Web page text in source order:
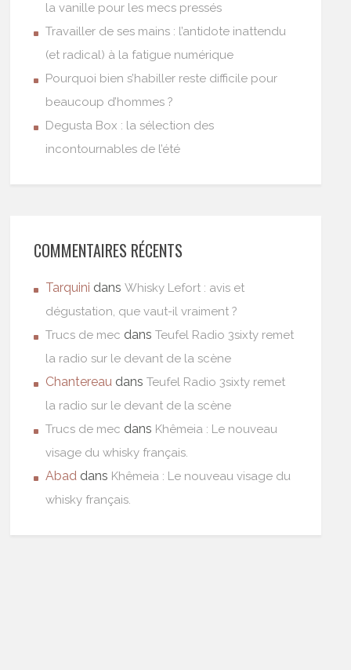
la vanille pour les mecs pressés
Travailler de ses mains : l’antidote inattendu
(et radical) à la fatigue numérique
Pourquoi bien s’habiller reste difficile pour
beaucoup d’hommes ?
Degusta Box : la sélection des
incontournables de l’été
COMMENTAIRES RÉCENTS
Tarquini dansWhisky Lefort : avis et
dégustation, que vaut-il vraiment ?
Trucs de mec dansTeufel Radio 3sixty remet
la radio sur le devant de la scène
Chantereau dansTeufel Radio 3sixty remet
la radio sur le devant de la scène
Trucs de mec dans Khêmeia : Le nouveau
visage du whisky français.
Abad dans Khêmeia : Le nouveau visage du
whisky français.